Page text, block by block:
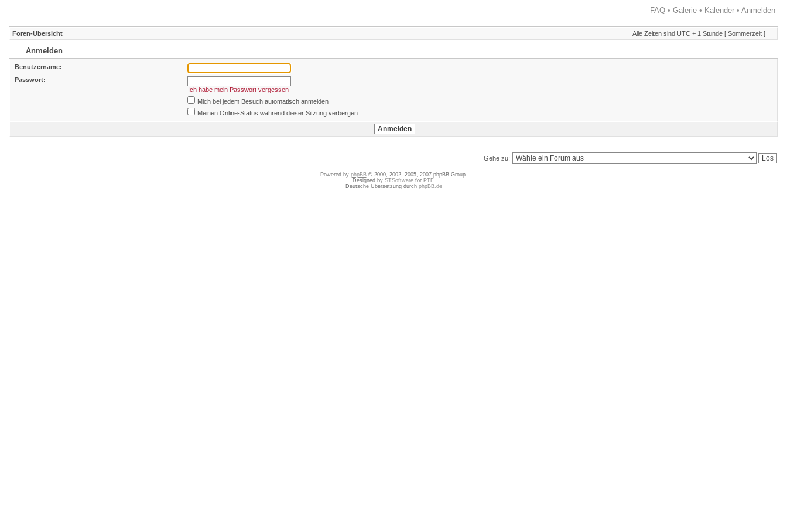
FAQ • Galerie • Kalender • Anmelden
Foren-Übersicht Alle Zeiten sind UTC + 1 Stunde [ Sommerzeit ]
Anmelden
Benutzername:
Passwort:
Ich habe mein Passwort vergessen
Mich bei jedem Besuch automatisch anmelden
Meinen Online-Status während dieser Sitzung verbergen
Gehe zu:
Powered by phpBB© 2000, 2002, 2005, 2007 phpBB Group.
Designed by STSoftwarefor PTF.
Deutsche Übersetzung durch phpBB.de